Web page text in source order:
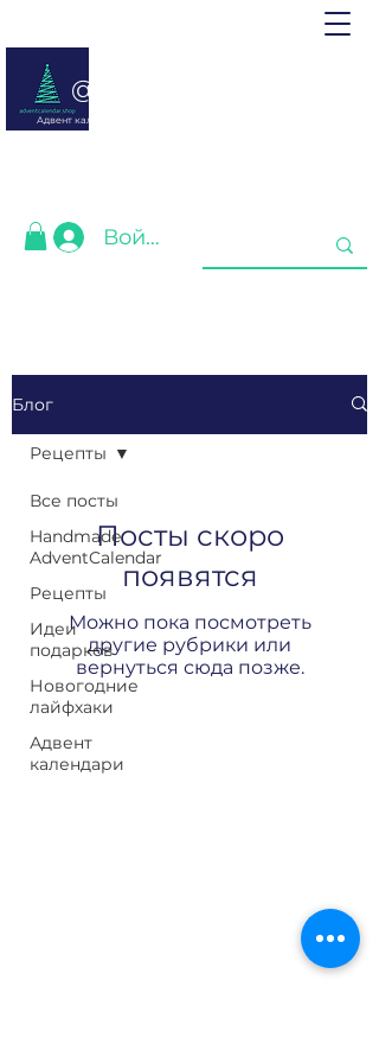
@ adventcalendar.shop
Адвент календарь - это календарь ожидания Рождества или
Войти
Блог
Все посты
Handmade
AdventCalendar
Рецепты
Идеи
подарков
Новогодние
лайфхаки
Адвент
календари
Рецепты
Посты скоро
появятся
Можно пока посмотреть
другие рубрики или
вернуться сюда позже.